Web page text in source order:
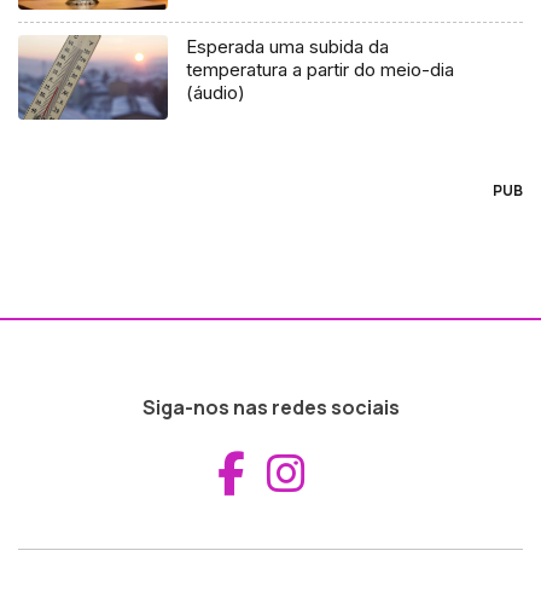
Esperada uma subida da
temperatura a partir do meio-dia
(áudio)
PUB
Siga-nos nas redes sociais
Aceder ao